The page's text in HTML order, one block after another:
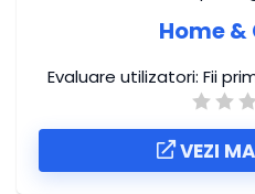
Home &
Evaluare utilizatori: Fii
VEZI